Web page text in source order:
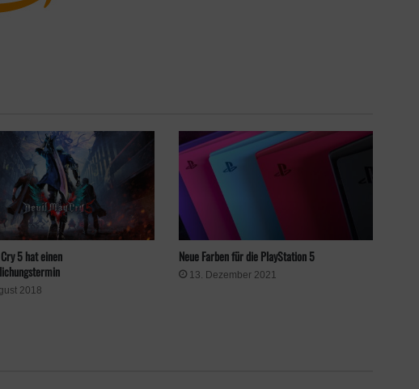
5 hat einen
2018
Neue Farben für die PlayStation 5
13. Dezember 2021